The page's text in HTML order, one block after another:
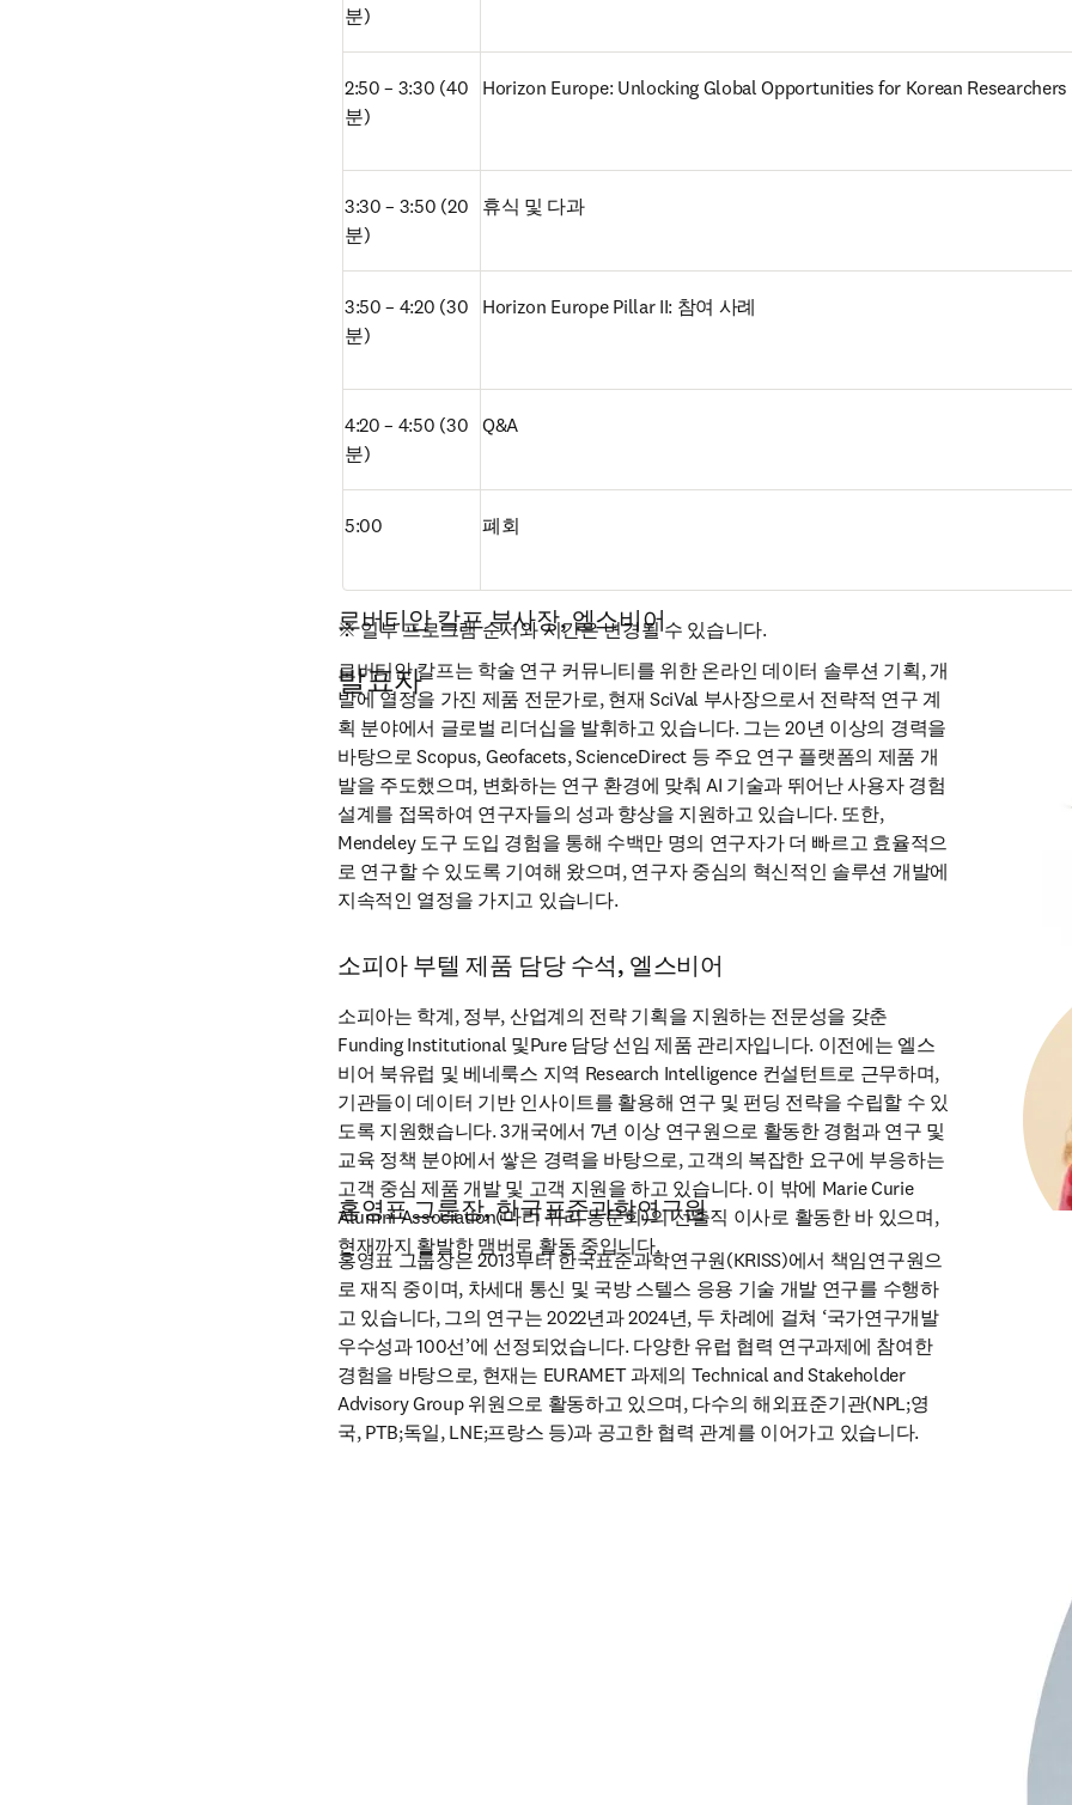
분)
2:50 – 3:30 (40
분)
Horizon Europe: Unlocking Global Opportunities for Korean Researchers
3:30 – 3:50 (20
분)
휴식 및 다과
3:50 – 4:20 (30
분)
Horizon Europe Pillar II: 참여 사례
4:20 – 4:50 (30
분)
Q&A
5:00 폐회
※ 일부 프로그램 순서와 시간은 변경될 수 있습니다.
발표자
로버티안 칼프 부사장, 엘스비어
로버티안 칼프는 학술 연구 커뮤니티를 위한 온라인 데이터 솔루션 기획, 개
발에 열정을 가진 제품 전문가로, 현재 SciVal 부사장으로서 전략적 연구 계
획 분야에서 글로벌 리더십을 발휘하고 있습니다. 그는 20년 이상의 경력을
바탕으로 Scopus, Geofacets, ScienceDirect 등 주요 연구 플랫폼의 제품 개
발을 주도했으며, 변화하는 연구 환경에 맞춰 AI 기술과 뛰어난 사용자 경험
설계를 접목하여 연구자들의 성과 향상을 지원하고 있습니다. 또한,
Mendeley 도구 도입 경험을 통해 수백만 명의 연구자가 더 빠르고 효율적으
로 연구할 수 있도록 기여해 왔으며, 연구자 중심의 혁신적인 솔루션 개발에
지속적인 열정을 가지고 있습니다.
소피아 부텔 제품 담당 수석, 엘스비어
소피아는 학계, 정부, 산업계의 전략 기획을 지원하는 전문성을 갖춘
Funding Institutional 및Pure 담당 선임 제품 관리자입니다. 이전에는 엘스
비어 북유럽 및 베네룩스 지역 Research Intelligence 컨설턴트로 근무하며,
기관들이 데이터 기반 인사이트를 활용해 연구 및 펀딩 전략을 수립할 수 있
도록 지원했습니다. 3개국에서 7년 이상 연구원으로 활동한 경험과 연구 및
교육 정책 분야에서 쌓은 경력을 바탕으로, 고객의 복잡한 요구에 부응하는
고객 중심 제품 개발 및 고객 지원을 하고 있습니다. 이 밖에 Marie Curie
Alumni Association(마리 퀴리 동문회)의 선출직 이사로 활동한 바 있으며,
현재까지 활발한 맴버로 활동 중입니다.
홍영표 그룹장, 한국표준과학연구원
홍영표 그룹장은 2013부터 한국표준과학연구원(KRISS)에서 책임연구원으
로 재직 중이며, 차세대 통신 및 국방 스텔스 응용 기술 개발 연구를 수행하
고 있습니다, 그의 연구는 2022년과 2024년, 두 차례에 걸쳐 ‘국가연구개발
우수성과 100선’에 선정되었습니다. 다양한 유럽 협력 연구과제에 참여한
경험을 바탕으로, 현재는 EURAMET 과제의 Technical and Stakeholder
Advisory Group 위원으로 활동하고 있으며, 다수의 해외표준기관(NPL;영
국, PTB;독일, LNE;프랑스 등)과 공고한 협력 관계를 이어가고 있습니다.